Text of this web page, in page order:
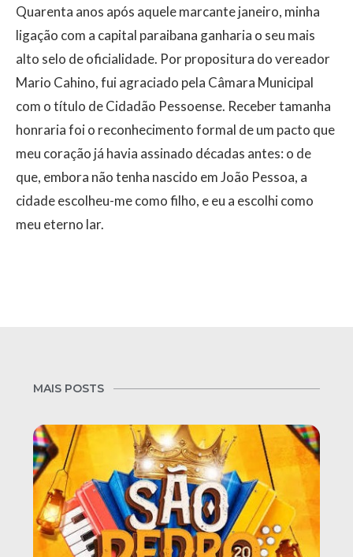
Quarenta anos após aquele marcante janeiro, minha
ligação com a capital paraibana ganharia o seu mais
alto selo de oficialidade. Por propositura do vereador
Mario Cahino, fui agraciado pela Câmara Municipal
com o título de Cidadão Pessoense. Receber tamanha
honraria foi o reconhecimento formal de um pacto que
meu coração já havia assinado décadas antes: o de
que, embora não tenha nascido em João Pessoa, a
cidade escolheu-me como filho, e eu a escolhi como
meu eterno lar.
MAIS POSTS